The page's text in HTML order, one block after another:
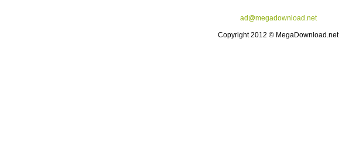
ad@megadownload.net
Copyright 2012 © MegaDownload.net